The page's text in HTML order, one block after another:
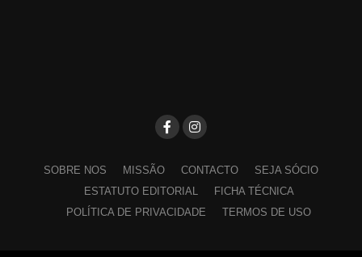
SOBRE NOS MISSÃO CONTACTO
SEJA SÓCIO
ESTATUTO EDITORIAL
FICHA TÉCNICA
POLÍTICA DE PRIVACIDADE
TERMOS DE USO